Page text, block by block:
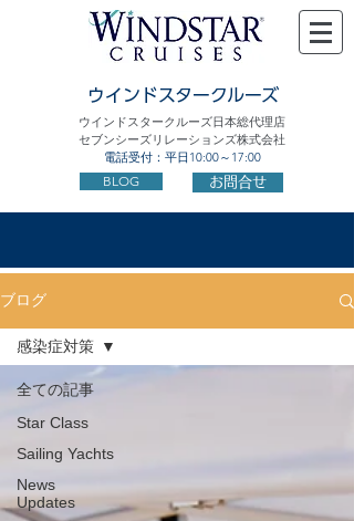
ウインドスタークルーズ
ウインドスタークルーズ日本総代理店
セブンシーズリレーションズ株式会社
電話受付：平日10:00～17:00
BLOG お問合せ
ブログ
全ての記事
Star Class
Sailing Yachts
News
Updates
感染症対策